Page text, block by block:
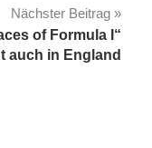
Nächster Beitrag
of Formula I“
auch in England